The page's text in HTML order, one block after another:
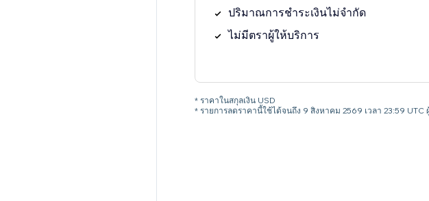
ปริมาณการชำระเงินไม่จำกัด
ไม่มีตราผู้ให้บริการ
* ราคาในสกุลเงิน USD
* รายการลดราคานี้ใช้ได้จนถึง 9 สิงหาคม 2569 เวลา 23:59